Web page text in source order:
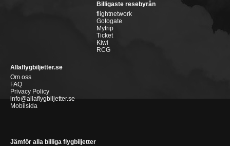
Billigaste resebyrån
flightnetwork
Gotogate
Mytrip
Ticket
Kiwi
RCG
Allaflygbiljetter.se
Om oss
FAQ
Privacy Policy
info@allaflygbiljetter.se
Mobilsida
Jämför alla billiga flygbiljetter